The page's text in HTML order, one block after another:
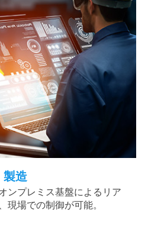
製造
ンプレミス基盤によるリア
現場での制御が可能。